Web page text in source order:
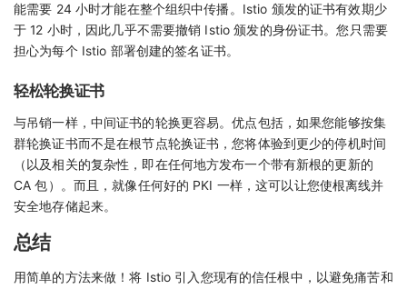
能需要 24 小时才能在整个组织中传播。Istio 颁发的证书有效期少
于 12 小时，因此几乎不需要撤销 Istio 颁发的身份证书。您只需要
担心为每个 Istio 部署创建的签名证书。
轻松轮换证书
与吊销一样，中间证书的轮换更容易。优点包括，如果您能够按集
群轮换证书而不是在根节点轮换证书，您将体验到更少的停机时间
（以及相关的复杂性，即在任何地方发布一个带有新根的更新的
CA 包）。而且，就像任何好的 PKI 一样，这可以让您使根离线并
安全地存储起来。
总结
用简单的方法来做！将 Istio 引入您现有的信任根中，以避免痛苦和